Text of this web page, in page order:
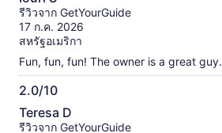
แล้ว
จาก
10
รีวิวจาก GetYourGuide
17 ก.ค. 2026
สหรัฐอเมริกา
Fun, fun, fun! The owner is a great guy.
2.0/10
2.0
จาก
Teresa D
รีวิวจาก GetYourGuide